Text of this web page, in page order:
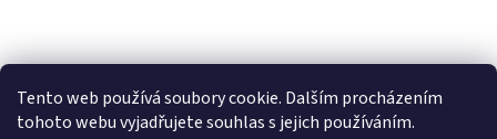
Tento web používá soubory cookie. Dalším procházením
tohoto webu vyjadřujete souhlas s jejich používáním.
Sledovat na Instagramu